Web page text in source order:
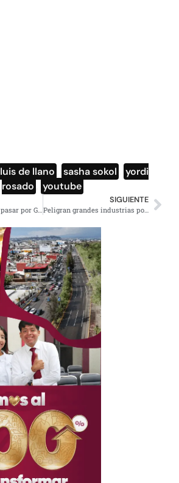
luis de llano sasha sokol
yordi
rosado
youtube
El Dínamo se hacía pasar por Guardia Nacional, ya lo detuvieron
SIGUIENTE
Peligran grandes industrias por alto costo de electricidad en España